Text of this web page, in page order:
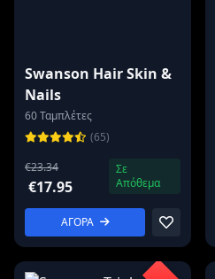
Swanson Hair Skin &
Nails
60 Ταμπλέτες
(65)
€23.34
€17.95
Σε
Απόθεμα
ΑΓΟΡΑ